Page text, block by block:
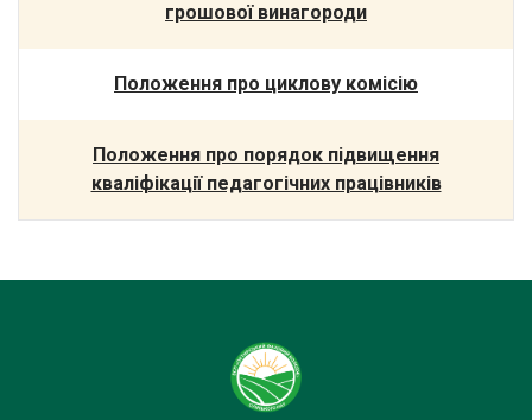
грошової винагороди
Положення про циклову комісію
Положення про порядок підвищення
кваліфікації педагогічних працівників